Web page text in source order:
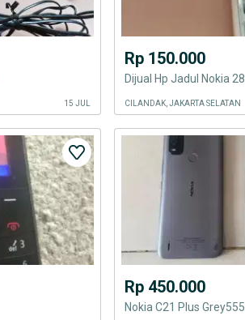
15 JUL
Rp 150.000
Dijual Hp Jadul Nokia
CILANDAK, JAKARTA SELATAN
Rp 450.000
Nokia C21 Plus